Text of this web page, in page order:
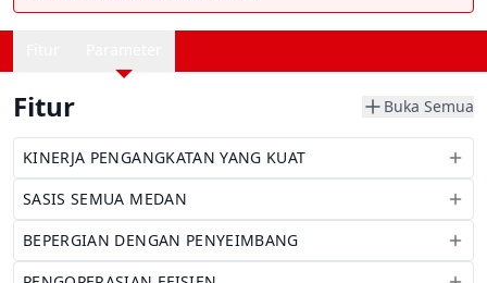
Fitur Buka Semua
KINERJA PENGANGKATAN YANG KUAT
SASIS SEMUA MEDAN
BEPERGIAN DENGAN PENYEIMBANG